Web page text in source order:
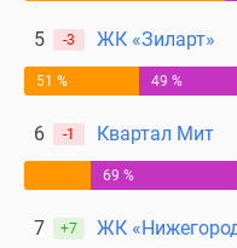
Коттеджи
Скидки
акции
Макс
5 -3 ЖК «Зиларт»
51 % 49 %
6 -1 Квартал Мит
69 %
7 +7 ЖК